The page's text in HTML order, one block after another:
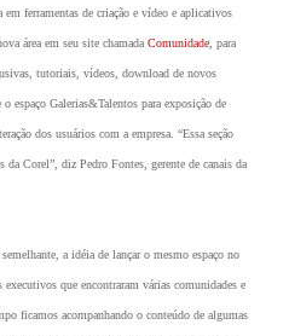
ferramentas de criação e vídeo e aplicativos
área em seu site chamada Comunidade, para
tutoriais, vídeos, download de novos
espaço Galerias&Talentos para exposição de
dos usuários com a empresa. “Essa seção
Corel”, diz Pedro Fontes, gerente de canais da
a idéia de lançar o mesmo espaço no
que encontraram várias comunidades e
ficamos acompanhando o conteúdo de algumas